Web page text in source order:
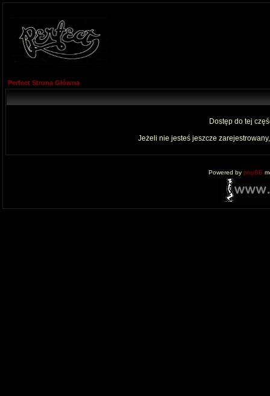
Perfect Strona Główna
Dostęp do tej
Jeżeli nie jesteś jeszcze
Powered by phpBB